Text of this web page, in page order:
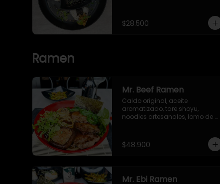
$28.500
Ramen
Mr. Beef Ramen
Caldo original, aceite
aromatizado, tare shoyu,
noodles artesanales, lomo de
choy, brotes verdes y alga nori.
$48.900
Mr. Ebi Ramen